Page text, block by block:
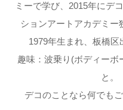
ミーで学び、2015年にデ
ションアートアカデミー
1979年生まれ、板橋区
趣味：波乗り(ボディーボ
と。
デコのことなら何でも